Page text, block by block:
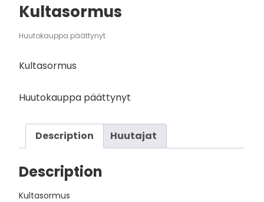
Kultasormus
Huutokauppa päättynyt
Kultasormus
Huutokauppa päättynyt
Description Huutajat
Description
Kultasormus